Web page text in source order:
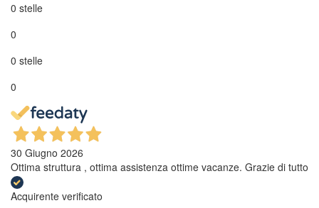
0 stelle
0
0 stelle
0
30 Giugno 2026
Ottima struttura , ottima assistenza ottime vacanze. Grazie di tutto
Acquirente verificato